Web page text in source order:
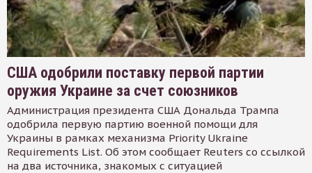
США одобрили поставку первой партии
оружия Украине за счет союзников
Администрация президента США Дональда Трампа
одобрила первую партию военной помощи для
Украины в рамках механизма Priority Ukraine
Requirements List. Об этом сообщает Reuters со ссылкой
на два источника, знакомых с ситуацией